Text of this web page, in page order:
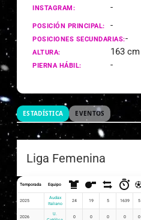
INSTAGRAM: -
POSICIÓN PRINCIPAL: -
POSICIONES SECUNDARIAS:-
ALTURA: 163 cm
PIERNA HÁBIL: -
ESTADÍSTICA EVENTOS
Liga Femenina
Temporada Equipo
2025
Audax
Italiano
24 19 5 1639 5
2026
U.
0 0 0 0 0